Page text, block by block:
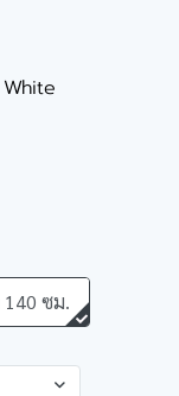
ซม.